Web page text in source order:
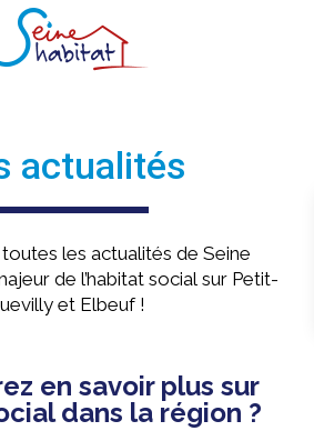
actualités
les actualités de Seine
de l’habitat social sur Petit-
et Elbeuf !
en savoir plus sur
dans la région ?